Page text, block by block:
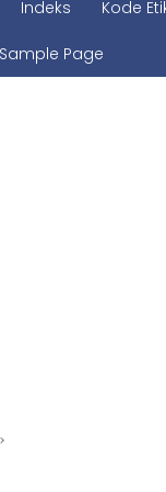
Indeks Kode
Sample Page